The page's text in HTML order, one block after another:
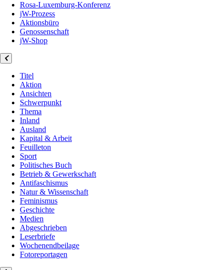
Rosa-Luxemburg-Konferenz
jW-Prozess
Aktionsbüro
Genossenschaft
jW-Shop
Titel
Aktion
Ansichten
Schwerpunkt
Thema
Inland
Ausland
Kapital & Arbeit
Feuilleton
Sport
Politisches Buch
Betrieb & Gewerkschaft
Antifaschismus
Natur & Wissenschaft
Feminismus
Geschichte
Medien
Abgeschrieben
Leserbriefe
Wochenendbeilage
Fotoreportagen